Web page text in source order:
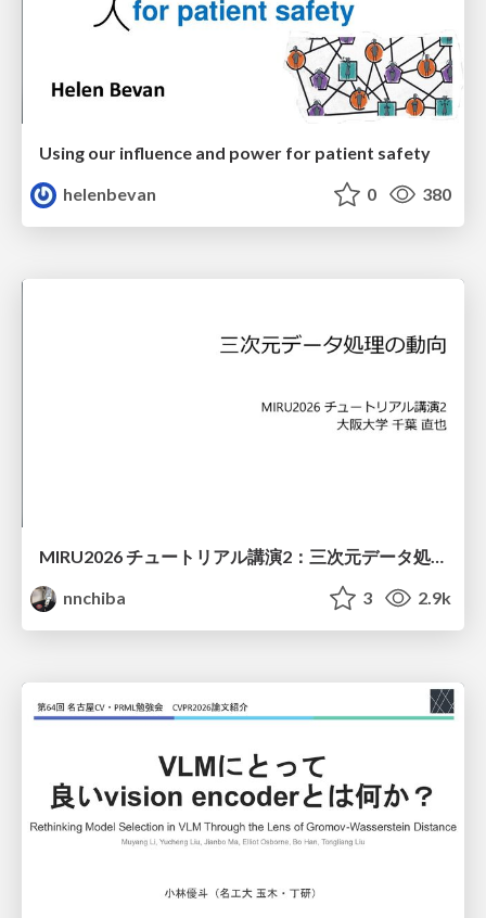
Using our influence and power for patient safety
helenbevan
0 380
MIRU2026 チュートリアル講演2：三次元データ処理の動向
nnchiba
3 2.9k